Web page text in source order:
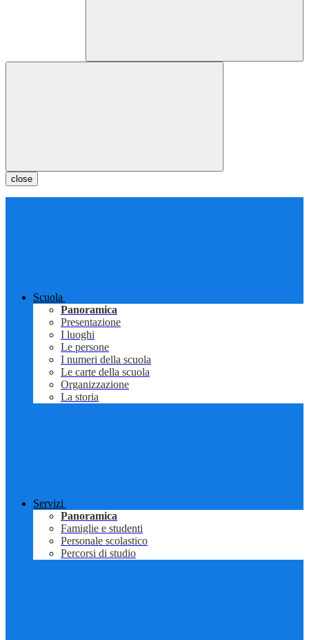
close
Scuola
Panoramica
Presentazione
I luoghi
Le persone
I numeri della scuola
Le carte della scuola
Organizzazione
La storia
Servizi
Panoramica
Famiglie e studenti
Personale scolastico
Percorsi di studio